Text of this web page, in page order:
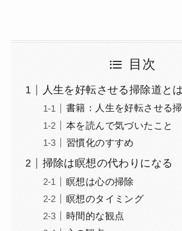
目次
人生を好転させる掃除道と
書籍：人生を好転させる
本を読んで気づいたこと
習慣化のすすめ
掃除は瞑想の代わりになる
瞑想は心の掃除
瞑想のタイミング
時間的な観点